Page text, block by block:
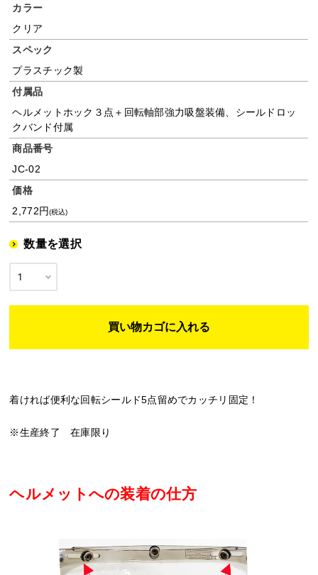
カラー
クリア
スペック
プラスチック製
付属品
ヘルメットホック３点＋回転軸部強力吸盤装備、シールドロッ
クバンド付属
商品番号
JC-02
価格
2,772円(税込)
数量を選択
着ければ便利な回転シールド5点留めでカッチリ固定！
※生産終了 在庫限り
ヘルメットへの装着の仕方